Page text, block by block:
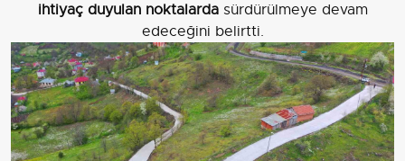
ihtiyaç duyulan noktalardasürdürülmeye devam
edeceğini belirtti.